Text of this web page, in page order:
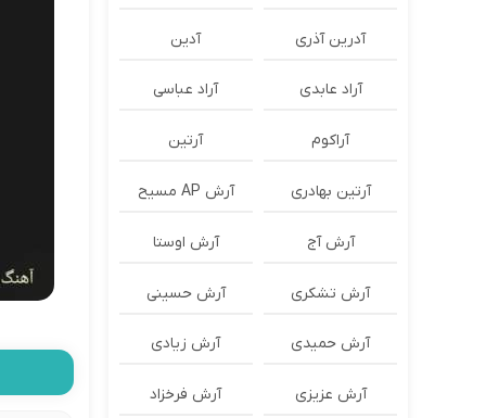
آدرین آذری آدین
آراد عابدی آراد عباسی
آراکوم آرتین
آرتین بهادری آرش AP مسیح
آرش آج آرش اوستا
آرش تشکری آرش حسینی
آرش حمیدی آرش زیادی
آرش عزیزی آرش فرخزاد